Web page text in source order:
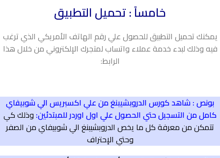
خامساً : تحميل التطبيق
يمكنك تحميل التطبيق للحصول علي رقم الهاتف الأمريكي الذي ترغب
فيه وذلك لبدء خدمة عملاء واتساب لمتجرك الإلكتروني من خلال هذا
الرابط:
بونص : شاهد كورس الدروبشيبنغ من علي اكسبريس الي شوبيفاي
كامل من التسجيل حتي الحصول علي اول اوردر للمبتدئين: وذلك كي
تتمكن من معرفة كل ما يخص الدروبشيبنغ الي شوبيفاي من الصفر
وحتي الإحتراف